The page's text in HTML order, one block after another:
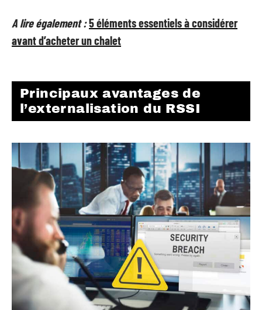
A lire également :5 éléments essentiels à considérer
avant d’acheter un chalet
Principaux avantages de
l’externalisation du RSSI